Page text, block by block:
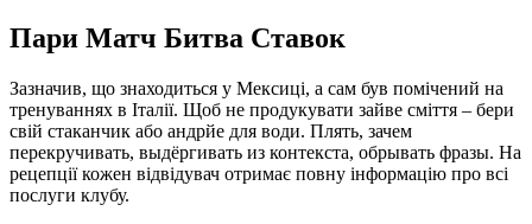
Пари Матч Битва Ставок
Зазначив, що знаходиться у Мексиці, а сам був помічений на
тренуваннях в Італії. Щоб не продукувати зайве сміття – бери
свій стаканчик або андрйе для води. Плять, зачем
перекручивать, выдёргивать из контекста, обрывать фразы. На
рецепції кожен відвідувач отримає повну інформацію про всі
послуги клубу.